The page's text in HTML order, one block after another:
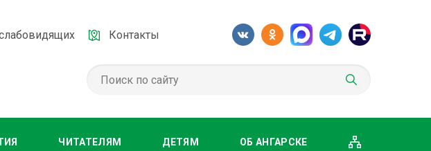
Контакты
ЧИТАТЕЛЯМ ДЕТЯМ ОБ АНГАРСКЕ